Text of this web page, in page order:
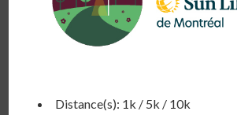
Distance(s): 1k / 5k / 10k